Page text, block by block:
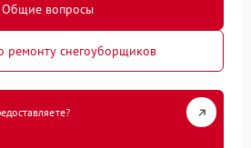
Общие вопросы
ремонту снегоуборщиков